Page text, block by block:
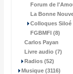
Forum de
La Bonne
Colloques Siloé
FGBMFI (8)
Carlos Payan
Livre audio (7)
Radios (52)
Musique (3116)